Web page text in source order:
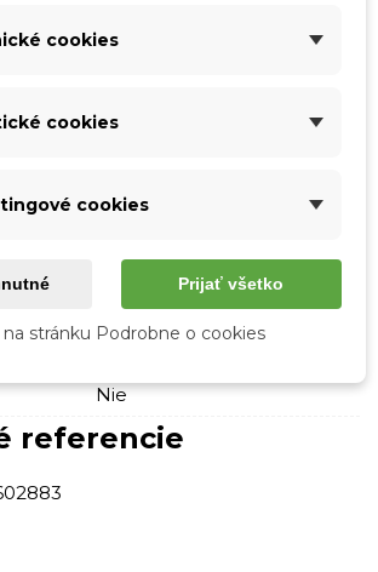
Bez podpätku
Pena
Nie
referencie
cookies
cookies
cookies
Prijať všetko
na stránku Podrobne o cookies